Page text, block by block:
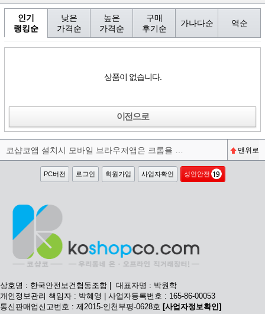
인기
랭킹순
낮은
가격순
높은
가격순
구매
후기순
가나다순 역순
상품이 없습니다.
이전으로
맨위로
PC버전 로그인 회원가입 사업자확인 성인안전
상호명 : 한국안전보건협동조합 | 대표자명 : 박원학
개인정보관리 책임자 : 박혜영 | 사업자등록번호 : 165-86-00053
통신판매업신고번호 : 제2015-인천부평-0628호 [사업자정보확인]